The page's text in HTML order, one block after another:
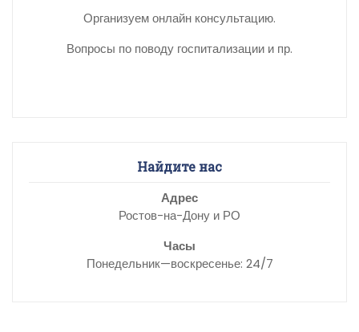
Организуем онлайн консультацию.
Вопросы по поводу госпитализации и пр.
Найдите нас
Адрес
Ростов-на-Дону и РО
Часы
Понедельник—воскресенье: 24/7